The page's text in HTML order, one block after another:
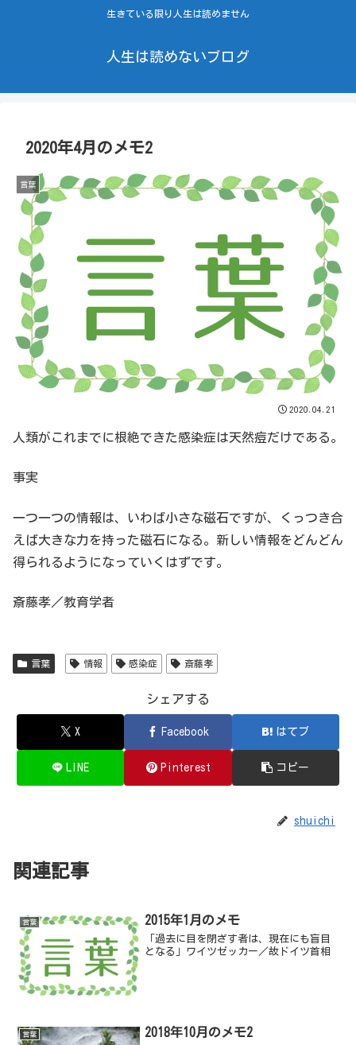
生きている限り人生は読めません
人生は読めないブログ
2020年4月のメモ2
言葉
2020.04.21
人類がこれまでに根絶できた感染症は天然痘だけである。
事実
一つ一つの情報は、いわば小さな磁石ですが、くっつき合
えば大きな力を持った磁石になる。新しい情報をどんどん
得られるようになっていくはずです。
斎藤孝／教育学者
言葉 情報 感染症 斎藤孝
シェアする
X Facebook はてブ
LINE Pinterest コピー
shuichi
関連記事
言葉 2015年1月のメモ
「過去に目を閉ざす者は、現在にも盲目
となる」ワイツゼッカー／故ドイツ首相
言葉 2018年10月のメモ2